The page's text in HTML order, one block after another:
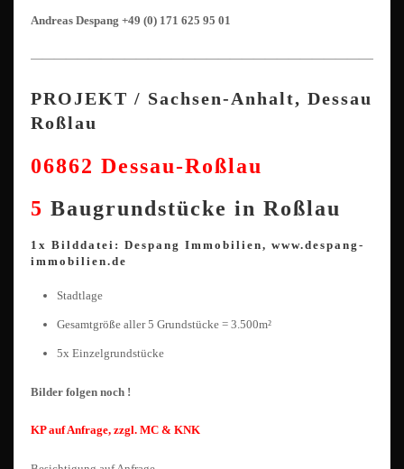
Andreas Despang +49 (0) 171 625 95 01
PROJEKT / Sachsen-Anhalt, Dessau
Roßlau
06862 Dessau-Roßlau
5 Baugrundstücke in Roßlau
1x Bilddatei: Despang Immobilien, www.despang-
immobilien.de
Stadtlage
Gesamtgröße aller 5 Grundstücke = 3.500m²
5x Einzelgrundstücke
Bilder folgen noch !
KP auf Anfrage, zzgl. MC & KNK